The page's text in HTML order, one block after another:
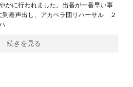
かに行われました。出番が一番早い事
到着声出し、アカペラ団リハーサル ２
続きを見る